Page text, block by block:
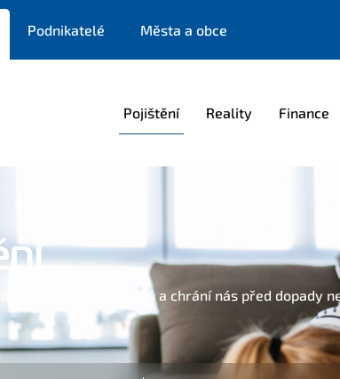
Podnikatelé Města a obce
Pojištění Reality Finance
součástí našich životů a chrání nás před dopady